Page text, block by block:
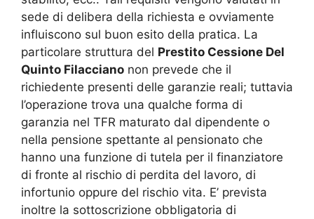
sede di delibera della richiesta e ovviamente
influiscono sul buon esito della pratica. La
particolare struttura del Prestito Cessione Del
Quinto Filacciano non prevede che il
richiedente presenti delle garanzie reali; tuttavia
l’operazione trova una qualche forma di
garanzia nel TFR maturato dal dipendente o
nella pensione spettante al pensionato che
hanno una funzione di tutela per il finanziatore
di fronte al rischio di perdita del lavoro, di
infortunio oppure del rischio vita. E’ prevista
inoltre la sottoscrizione obbligatoria di